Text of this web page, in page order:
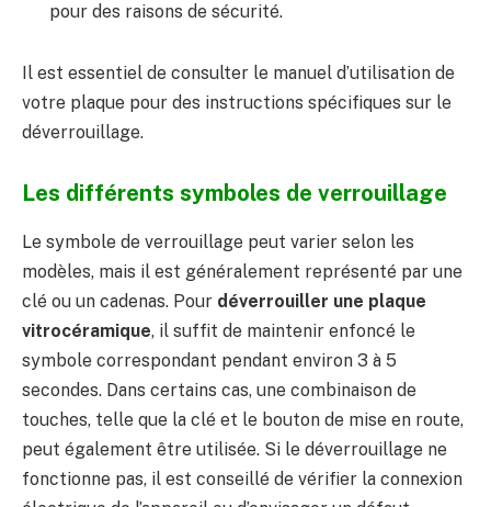
pour des raisons de sécurité.
Il est essentiel de consulter le manuel d’utilisation de
votre plaque pour des instructions spécifiques sur le
déverrouillage.
Les différents symboles de verrouillage
Le symbole de verrouillage peut varier selon les
modèles, mais il est généralement représenté par une
clé ou un cadenas. Pour déverrouiller une plaque
vitrocéramique, il suffit de maintenir enfoncé le
symbole correspondant pendant environ 3 à 5
secondes. Dans certains cas, une combinaison de
touches, telle que la clé et le bouton de mise en route,
peut également être utilisée. Si le déverrouillage ne
fonctionne pas, il est conseillé de vérifier la connexion